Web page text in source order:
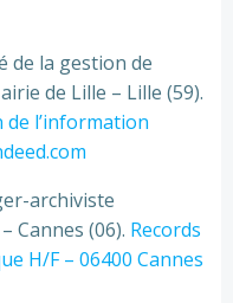
de la gestion de
de Lille – Lille (59).
l’information
archiviste
Cannes (06). Records
H/F – 06400 Cannes